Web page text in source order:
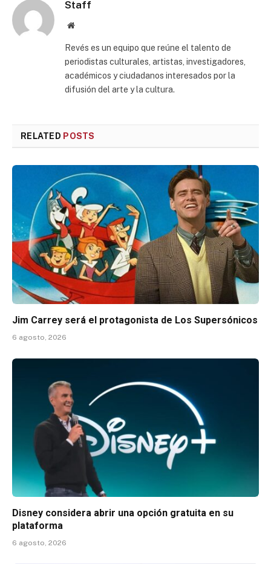
Staff
Website
Revés es un equipo que reúne el talento de
periodistas culturales, artistas, investigadores,
académicos y ciudadanos interesados por la
difusión del arte y la cultura.
RELATED POSTS
Jim Carrey será el protagonista de Los Supersónicos
6 agosto, 2026
Disney considera abrir una opción gratuita en su
plataforma
6 agosto, 2026